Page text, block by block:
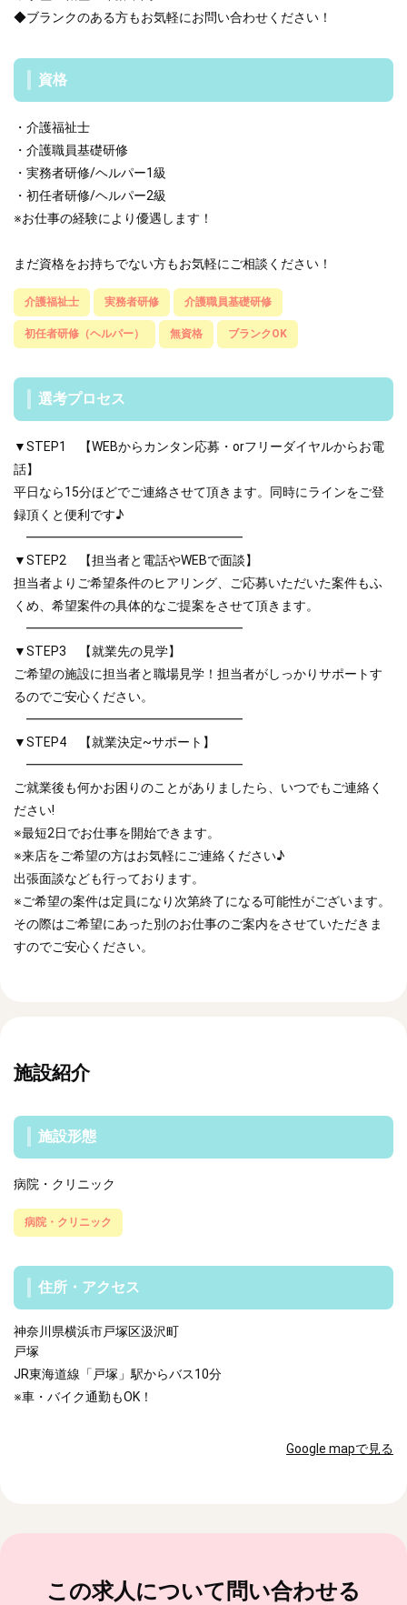
◆ブランクのある方もお気軽にお問い合わせください！
資格
・介護福祉士
・介護職員基礎研修
・実務者研修/ヘルパー1級
・初任者研修/ヘルパー2級
※お仕事の経験により優遇します！
まだ資格をお持ちでない方もお気軽にご相談ください！
介護福祉士 実務者研修 介護職員基礎研修
初任者研修（ヘルパー） 無資格 ブランクOK
選考プロセス
▼STEP1 【WEBからカンタン応募・orフリーダイヤルからお電
話】
平日なら15分ほどでご連絡させて頂きます。同時にラインをご登
録頂くと便利です♪
━━━━━━━━━━━━━━━━━
▼STEP2 【担当者と電話やWEBで面談】
担当者よりご希望条件のヒアリング、ご応募いただいた案件もふ
くめ、希望案件の具体的なご提案をさせて頂きます。
━━━━━━━━━━━━━━━━━
▼STEP3 【就業先の見学】
ご希望の施設に担当者と職場見学！担当者がしっかりサポートす
るのでご安心ください。
━━━━━━━━━━━━━━━━━
▼STEP4 【就業決定~サポート】
━━━━━━━━━━━━━━━━━
ご就業後も何かお困りのことがありましたら、いつでもご連絡く
ださい!
※最短2日でお仕事を開始できます。
※来店をご希望の方はお気軽にご連絡ください♪
出張面談なども行っております。
※ご希望の案件は定員になり次第終了になる可能性がございます。
その際はご希望にあった別のお仕事のご案内をさせていただきま
すのでご安心ください。
施設紹介
施設形態
病院・クリニック
病院・クリニック
住所・アクセス
神奈川県横浜市戸塚区汲沢町
戸塚
JR東海道線「戸塚」駅からバス10分
※車・バイク通勤もOK！
Google mapで見る
この求人について問い合わせる